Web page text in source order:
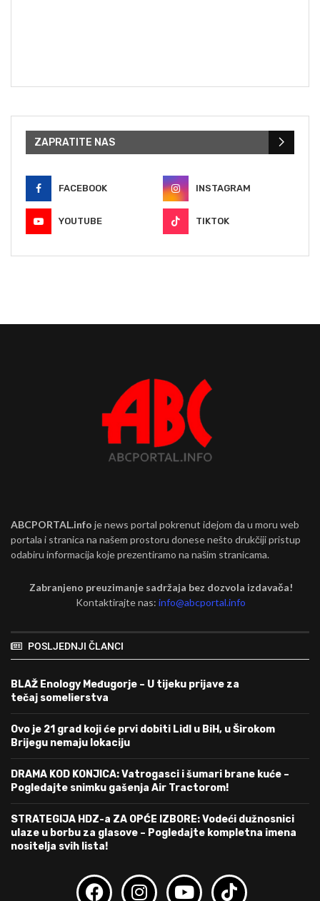
ZAPRATITE NAS
FACEBOOK INSTAGRAM
YOUTUBE TIKTOK
ABCPORTAL.info je news portal pokrenut idejom da u moru web
portala i stranica na našem prostoru donese nešto drukčiji pristup
odabiru informacija koje prezentiramo na našim stranicama.
Zabranjeno preuzimanje sadržaja bez dozvola izdavača!
Kontaktirajte nas:info@abcportal.info
POSLJEDNJI ČLANCI
BLAŽ Enology Međugorje – U tijeku prijave za
tečaj somelierstva
Ovo je 21 grad koji će prvi dobiti Lidl u BiH, u Širokom
Brijegu nemaju lokaciju
DRAMA KOD KONJICA: Vatrogasci i šumari brane kuće –
Pogledajte snimku gašenja Air Tractorom!
STRATEGIJA HDZ-a ZA OPĆE IZBORE: Vodeći dužnosnici
ulaze u borbu za glasove – Pogledajte kompletna imena
nositelja svih lista!